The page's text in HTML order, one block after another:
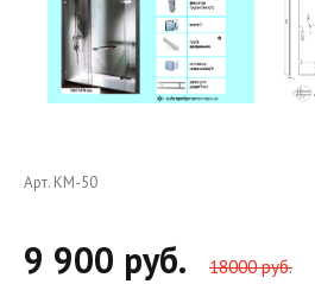
Арт. KM-50
9 900 руб. 18000 руб.